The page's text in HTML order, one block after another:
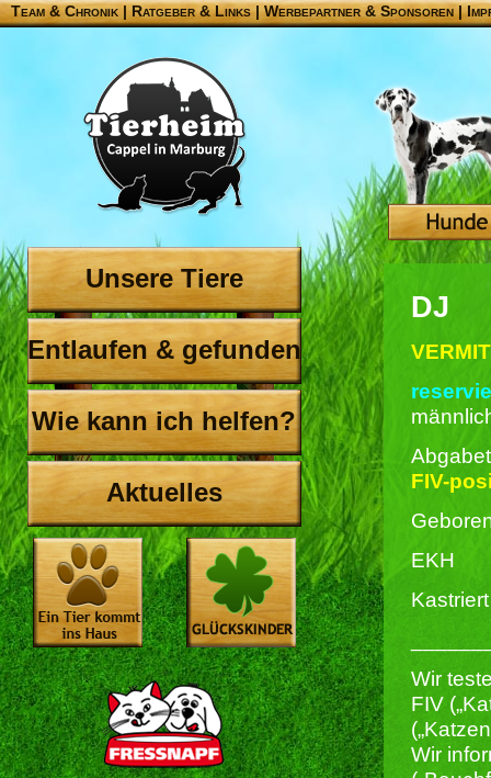
Team & Chronik |Ratgeber & Links|Werbepartner & Sponsoren|
Unsere Tiere
Entlaufen & gefunden
Wie kann ich helfen?
Aktuelles
DJ
FIV-
EKH
Wir
FIV
Wir